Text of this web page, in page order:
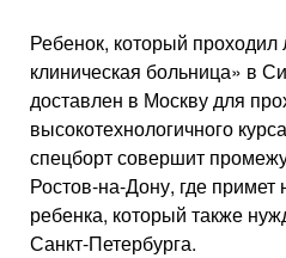
Ребенок, который
клиническая больница» в
доставлен в Москву для
высокотехнологичного
спецборт совершит
Ростов-на-Дону, где
ребенка, который также
Санкт-Петербурга.